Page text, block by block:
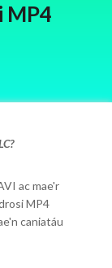
MP4
ac mae'r
MP4
caniatáu